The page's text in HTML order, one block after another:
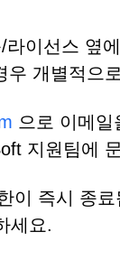
라이선스 옆
개별적으
으로 이메
지원팀에
이 즉시 종
세요.